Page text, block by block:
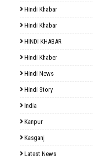
Hindi Khabar
Hindi Khabar
HINDI KHABAR
Hindi Khaber
Hindi News
Hindi Story
India
Kanpur
Kasganj
Latest News